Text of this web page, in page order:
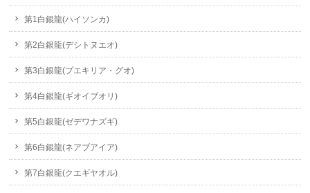
第1白銀龍(ハイソンカ)
第2白銀龍(デシトヌエオ)
第3白銀龍(プエキリア・グオ)
第4白銀龍(ギオイブオリ)
第5白銀龍(ゼデワナズギ)
第6白銀龍(ネアブアイア)
第7白銀龍(クエギヤオル)